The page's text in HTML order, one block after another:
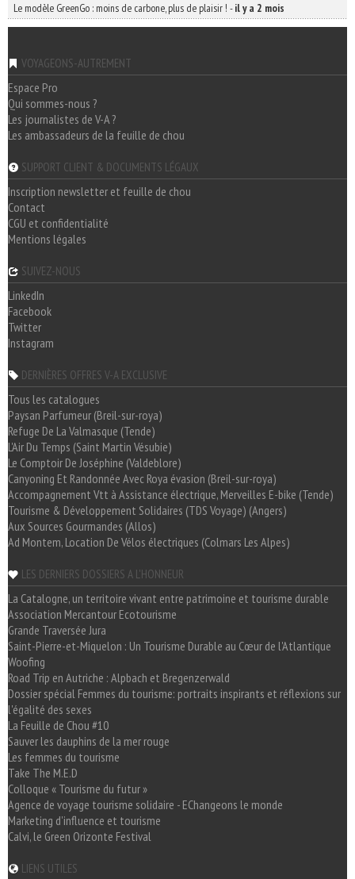
Le modèle GreenGo : moins de carbone, plus de plaisir ! -il y a 2 mois
VOYAGEONS-AUTREMENT
Espace Pro
Qui sommes-nous ?
Les journalistes de V-A ?
Les ambassadeurs de la feuille de chou
SUPPORT CLIENT & DOCUMENTS LÉGAUX
Inscription newsletter et feuille de chou
Contact
CGU et confidentialité
Mentions légales
SUIVEZ-NOUS
LinkedIn
Facebook
Twitter
Instagram
DERNIÈRES OFFRES V-A EXCLUSIVE
Tous les catalogues
Paysan Parfumeur (Breil-sur-roya)
Refuge De La Valmasque (Tende)
L'Air Du Temps (Saint Martin Vésubie)
Le Comptoir De Joséphine (Valdeblore)
Canyoning Et Randonnée Avec Roya évasion (Breil-sur-roya)
Accompagnement Vtt à Assistance électrique, Merveilles E-bike (Tende)
Tourisme & Développement Solidaires (TDS Voyage) (Angers)
Aux Sources Gourmandes (Allos)
Ad Montem, Location De Vélos électriques (Colmars Les Alpes)
LES DERNIERS DOSSIERS A L'HONNEUR
La Catalogne, un territoire vivant entre patrimoine et tourisme durable
Association Mercantour Ecotourisme
Grande Traversée Jura
Saint-Pierre-et-Miquelon : Un Tourisme Durable au Cœur de l'Atlantique
Woofing
Road Trip en Autriche : Alpbach et Bregenzerwald
Dossier spécial Femmes du tourisme: portraits inspirants et réflexions sur
l'égalité des sexes
La Feuille de Chou #10
Sauver les dauphins de la mer rouge
Les femmes du tourisme
Take The M.E.D
Colloque « Tourisme du futur »
Agence de voyage tourisme solidaire - EChangeons le monde
Marketing d'influence et tourisme
Calvi, le Green Orizonte Festival
LIENS UTILES